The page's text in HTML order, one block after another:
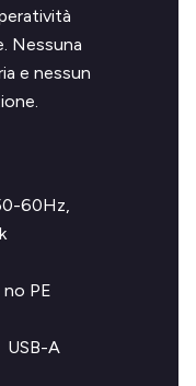
Nessuna
e nessun
60Hz,
PE
USB-A